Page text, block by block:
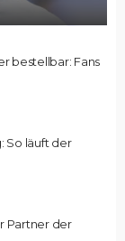
bestellbar: Fans
So läuft der
Partner der